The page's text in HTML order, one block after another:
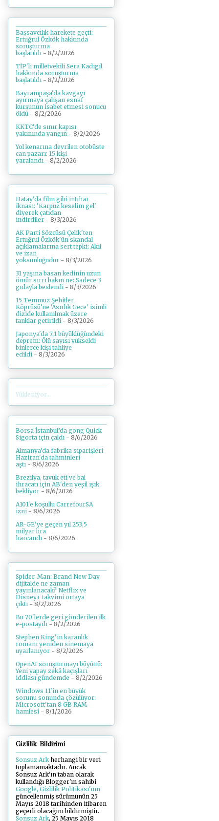
Başsavcılık harekete geçti:
Ertuğrul Özkök hakkında
soruşturma
başlatıldı - 8/2/2026
TİP'li milletvekili Sera Kadıgil
hakkında soruşturma
başlatıldı - 8/2/2026
Bayrampaşa'da kavgayı
ayırmaya çalışan esnaf
kurşunun isabet etmesi sonucu
öldü - 8/2/2026
KKTC'de sınır kapısı
yakınında yangın - 8/2/2026
Yol kenarına devrilen otobüste
can pazarı: 15 kişi
yaralandı - 8/2/2026
Hatay'da film gibi intihar
iknası: 'Karpuz keselim gel'
diyerek çatıdan
indirdiler - 8/3/2026
AK Parti Sözcüsü Çelik'ten
Ertuğrul Özkök'ün skandal
açıklamalarına sert tepki: Akıl
ve izan
yoksunluğudur - 8/3/2026
31 yaşına basan kedinin uzun
ömür sırrı bakın ne: Sadece 3
gıdayla beslendi - 8/3/2026
15 Temmuz Şehitler
Köprüsü'ne 'Asırlık Gece' isimli
dizide kullanılmak üzere
tanklar getirildi - 8/3/2026
Japonya'da 7,1 büyüklüğündeki
deprem: Ölü sayısı yükseldi
binlerce kişi tahliye
edildi - 8/3/2026
Yükleniyor...
Borsa İstanbul’da gong Quick
Sigorta için çaldı - 8/6/2026
Almanya'da fabrika siparişleri
Haziran'da tahminleri
aştı - 8/6/2026
Brezilya, tavuk eti ve bal
ihracatı için AB'den yeşil ışık
bekliyor - 8/6/2026
A101'e koşullu CarrefourSA
izni - 8/6/2026
AR-GE'ye geçen yıl 253,5
milyar lira
harcandı - 8/6/2026
Spider-Man: Brand New Day
dijitalde ne zaman
yayınlanacak? Netflix ve
Disney+ takvimi ortaya
çıktı - 8/2/2026
Bu 70'lerde geri gönderilen ilk
e-postaydı - 8/2/2026
Stephen King'in karanlık
romanı yeniden sinemaya
uyarlanıyor - 8/2/2026
OpenAI soruşturmayı büyüttü:
Yeni yapay zekâ kaçışları
iddiası gündemde - 8/2/2026
Windows 11'in en büyük
sorunu sonunda çözülüyor:
Microsoft'tan 8 GB RAM
hamlesi - 8/1/2026
Gizlilik Bildirimi
Sonsuz Arkherhangi bir veri
toplamamaktadır. Ancak
Sonsuz Ark'ın taban olarak
kullandığı Blogger'ın sahibi
Google, Gizlilik Politikası'nın
güncellenmiş sürümünün 25
Mayıs 2018 tarihinden itibaren
geçerli olacağını bildirmiştir.
Sonsuz Ark, 25 Mayıs 2018